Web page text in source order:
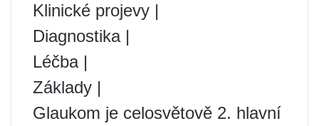
Klinické projevy |
Diagnostika |
Léčba |
Základy |
Glaukom je celosvětově 2. hlavní